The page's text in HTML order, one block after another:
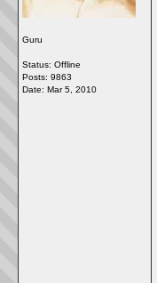
Guru
Status: Offline
Posts: 9863
Date: Mar 5, 2010